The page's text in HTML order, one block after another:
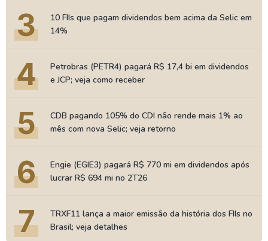
3
10 FIIs que pagam dividendos bem acima da Selic em
14%
4
Petrobras (PETR4) pagará R$ 17,4 bi em dividendos
e JCP; veja como receber
5
CDB pagando 105% do CDI não rende mais 1% ao
mês com nova Selic; veja retorno
6
Engie (EGIE3) pagará R$ 770 mi em dividendos após
lucrar R$ 694 mi no 2T26
7
TRXF11 lança a maior emissão da história dos FIIs no
Brasil; veja detalhes